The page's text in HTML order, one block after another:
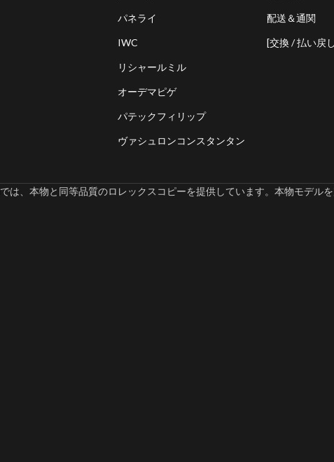
パネライ
IWC
リシャールミル
オーデマピゲ
パテックフィリップ
ヴァシュロンコンスタンタン
配送＆通関
[交換 / 払い戻
は、本物と同等品質のロレックスコピーを提供しています。本物モデル